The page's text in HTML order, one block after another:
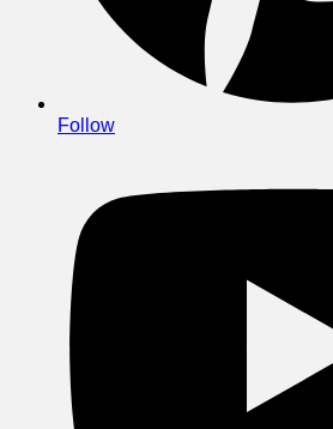
Follow